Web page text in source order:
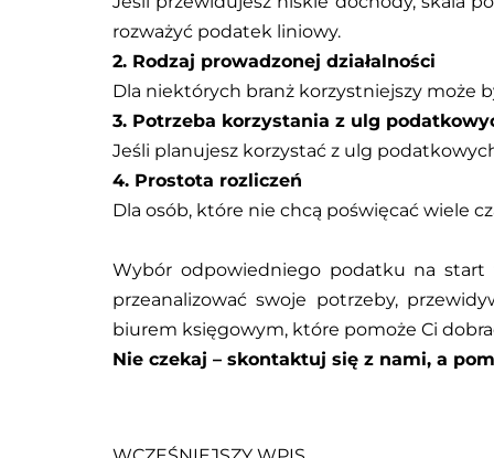
rozważyć podatek liniowy.
2. Rodzaj prowadzonej działalności
Dla niektórych branż korzystniejszy może
3. Potrzeba korzystania z ulg
Jeśli planujesz korzystać z ulg
4. Prostota rozliczeń
Dla osób, które nie chcą poświęcać wiele
Wybór odpowiedniego podatku na start
przeanalizować swoje potrzeby,
biurem księgowym, które pomoże Ci
Nie czekaj – skontaktuj się z nami, a